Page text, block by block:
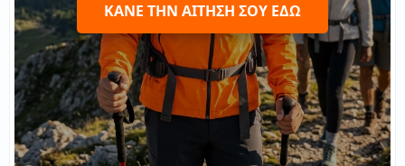
ΚΆΝΕ ΤΗΝ ΑΊΤΗΣΉ ΣΟΥ ΕΔΏ